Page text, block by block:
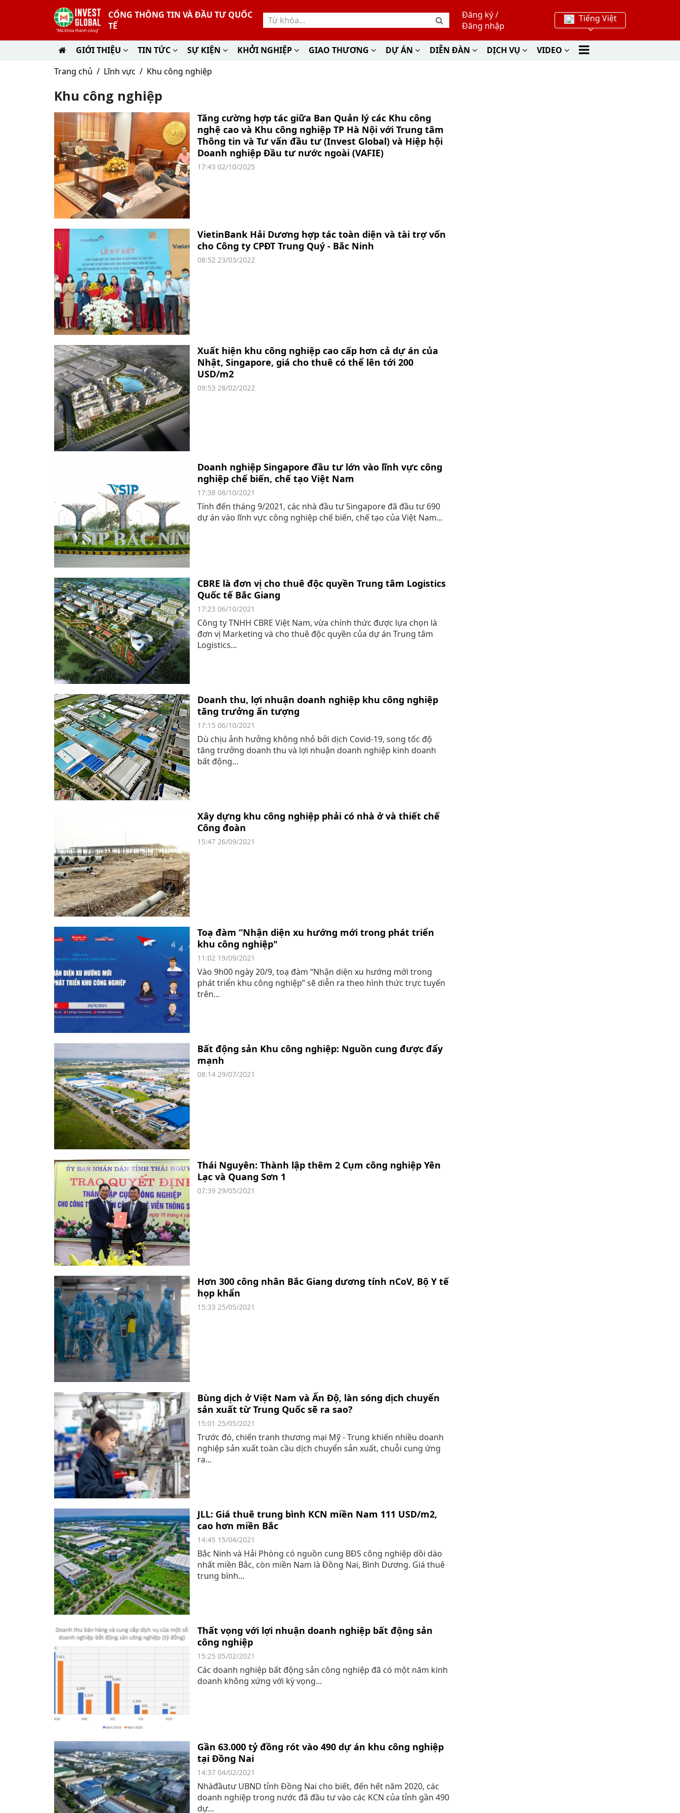
CỔNG THÔNG TIN VÀ ĐẦU TƯ QUỐC
TẾ
Đăng ký/
Đăng nhập
Tiếng Việt
GIỚI THIỆU TIN TỨC SỰ KIỆN KHỞI NGHIỆP GIAO THƯƠNG DỰ ÁN DIỄN ĐÀN DỊCH VỤ
VIDEO
Trang chủ
Lĩnh vực Khu công nghiệp
Khu công nghiệp
Tăng cường hợp tác giữa Ban Quản lý các Khu công
nghệ cao và Khu công nghiệp TP Hà Nội với Trung tâm
Thông tin và Tư vấn đầu tư (Invest Global) và Hiệp hội
Doanh nghiệp Đầu tư nước ngoài (VAFIE)
17:43 02/10/2025
VietinBank Hải Dương hợp tác toàn diện và tài trợ vốn
cho Công ty CPĐT Trung Quý - Bắc Ninh
08:52 23/03/2022
Xuất hiện khu công nghiệp cao cấp hơn cả dự án của
Nhật, Singapore, giá cho thuê có thể lên tới 200
USD/m2
09:53 28/02/2022
Doanh nghiệp Singapore đầu tư lớn vào lĩnh vực công
nghiệp chế biến, chế tạo Việt Nam
17:38 08/10/2021
Tính đến tháng 9/2021, các nhà đầu tư Singapore đã đầu tư 690
dự án vào lĩnh vực công nghiệp chế biến, chế tạo của Việt Nam...
CBRE là đơn vị cho thuê độc quyền Trung tâm Logistics
Quốc tế Bắc Giang
17:23 06/10/2021
Công ty TNHH CBRE Việt Nam, vừa chính thức được lựa chọn là
đơn vị Marketing và cho thuê độc quyền của dự án Trung tâm
Logistics...
Doanh thu, lợi nhuận doanh nghiệp khu công nghiệp
tăng trưởng ấn tượng
17:15 06/10/2021
Dù chịu ảnh hưởng không nhỏ bởi dịch Covid-19, song tốc độ
tăng trưởng doanh thu và lợi nhuận doanh nghiệp kinh doanh
bất động...
Xây dựng khu công nghiệp phải có nhà ở và thiết chế
Công đoàn
15:47 26/09/2021
Toạ đàm “Nhận diện xu hướng mới trong phát triển
khu công nghiệp"
11:02 19/09/2021
Vào 9h00 ngày 20/9, toạ đàm “Nhận diện xu hướng mới trong
phát triển khu công nghiệp” sẽ diễn ra theo hình thức trực tuyến
trên...
Bất động sản Khu công nghiệp: Nguồn cung được đẩy
mạnh
08:14 29/07/2021
Thái Nguyên: Thành lập thêm 2 Cụm công nghiệp Yên
Lạc và Quang Sơn 1
07:39 29/05/2021
Hơn 300 công nhân Bắc Giang dương tính nCoV, Bộ Y tế
họp khẩn
15:33 25/05/2021
Bùng dịch ở Việt Nam và Ấn Độ, làn sóng dịch chuyển
sản xuất từ Trung Quốc sẽ ra sao?
15:01 25/05/2021
Trước đó, chiến tranh thương mại Mỹ - Trung khiến nhiều doanh
nghiệp sản xuất toàn cầu dịch chuyển sản xuất, chuỗi cung ứng
ra...
JLL: Giá thuê trung bình KCN miền Nam 111 USD/m2,
cao hơn miền Bắc
14:45 15/04/2021
Bắc Ninh và Hải Phòng có nguồn cung BĐS công nghiệp dồi dào
nhất miền Bắc, còn miền Nam là Đồng Nai, Bình Dương. Giá thuê
trung bình...
Thất vọng với lợi nhuận doanh nghiệp bất động sản
công nghiệp
15:25 05/02/2021
Các doanh nghiệp bất động sản công nghiệp đã có một năm kinh
doanh không xứng với kỳ vọng...
Gần 63.000 tỷ đồng rót vào 490 dự án khu công nghiệp
tại Đồng Nai
14:37 04/02/2021
Nhàđầutư UBND tỉnh Đồng Nai cho biết, đến hết năm 2020, các
doanh nghiệp trong nước đã đầu tư vào các KCN của tỉnh gần 490
dự...